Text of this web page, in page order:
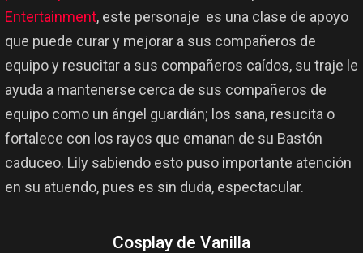
Entertainment, este personaje es una clase de apoyo
que puede curar y mejorar a sus compañeros de
equipo y resucitar a sus compañeros caídos, su traje le
ayuda a mantenerse cerca de sus compañeros de
equipo como un ángel guardián; los sana, resucita o
fortalece con los rayos que emanan de su Bastón
caduceo. Lily sabiendo esto puso importante atención
en su atuendo, pues es sin duda, espectacular.
Cosplay de Vanilla